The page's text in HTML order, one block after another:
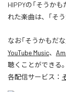
HIPPYの「そうか
れた楽曲は、「そ
なお「そうかもだな
YouTube Music、
聴くことができる。
各配信サービス：